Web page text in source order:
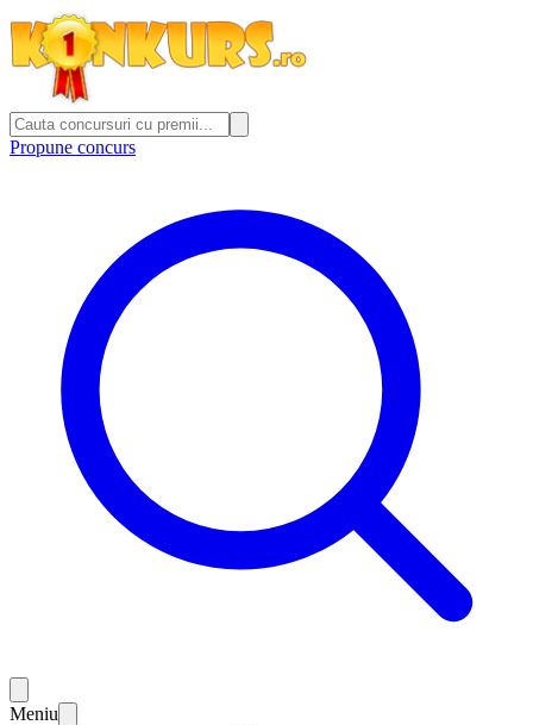
Propune concurs
Meniu